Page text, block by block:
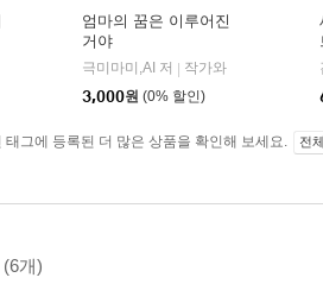
엄마의 꿈은 이루어진
거야
극미마미,AI 저
작가와
3,000원 (0% 할인)
태그에 등록된 더 많은 상품을 확인해 보세요. 전
(6개)